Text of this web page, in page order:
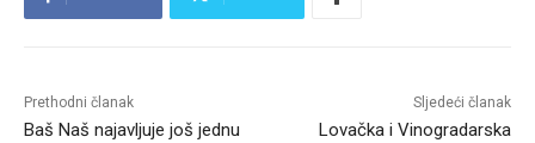
Prethodni članak
Baš Naš najavljuje još jednu
Sljedeći članak
Lovačka i Vinogradarska